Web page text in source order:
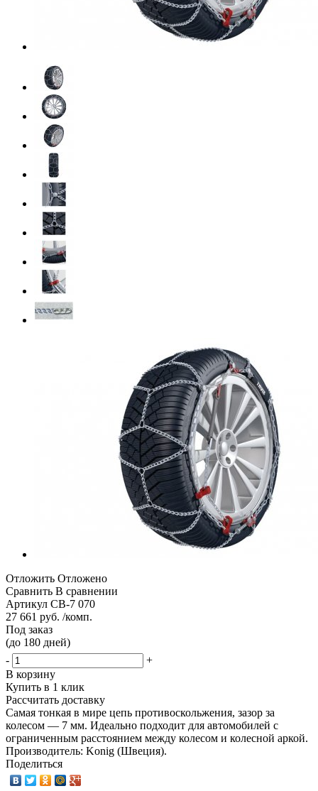
Отложить Отложено
Сравнить В сравнении
Артикул CB-7 070
27 661 руб. /комп.
Под заказ
(до 180 дней)
-
+
В корзину
Купить в 1 клик
Рассчитать доставку
Самая тонкая в мире цепь противоскольжения, зазор за
колесом — 7 мм. Идеально подходит для автомобилей с
ограниченным расстоянием между колесом и колесной аркой.
Производитель: Konig (Швеция).
Поделиться